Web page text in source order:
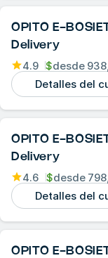
OPITO E-
Delivery
4.9 $desde
Detalles del
OPITO E-
Delivery
4.6 $desde
Detalles del
OPITO E-